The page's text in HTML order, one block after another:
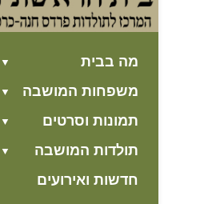
מה בבית
משפחות המושבה
תמונות וסרטים
תולדות המושבה
חדשות ואירועים